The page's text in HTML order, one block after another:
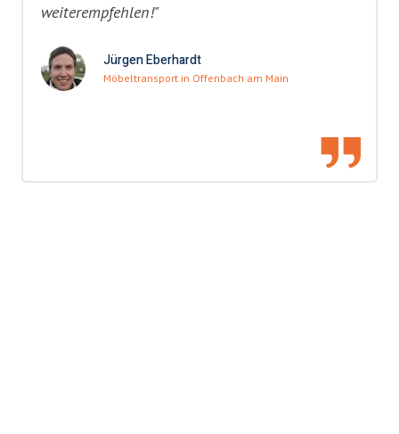
weiterempfehlen!"
Jürgen Eberhardt
Möbeltransport in Offenbach am Main